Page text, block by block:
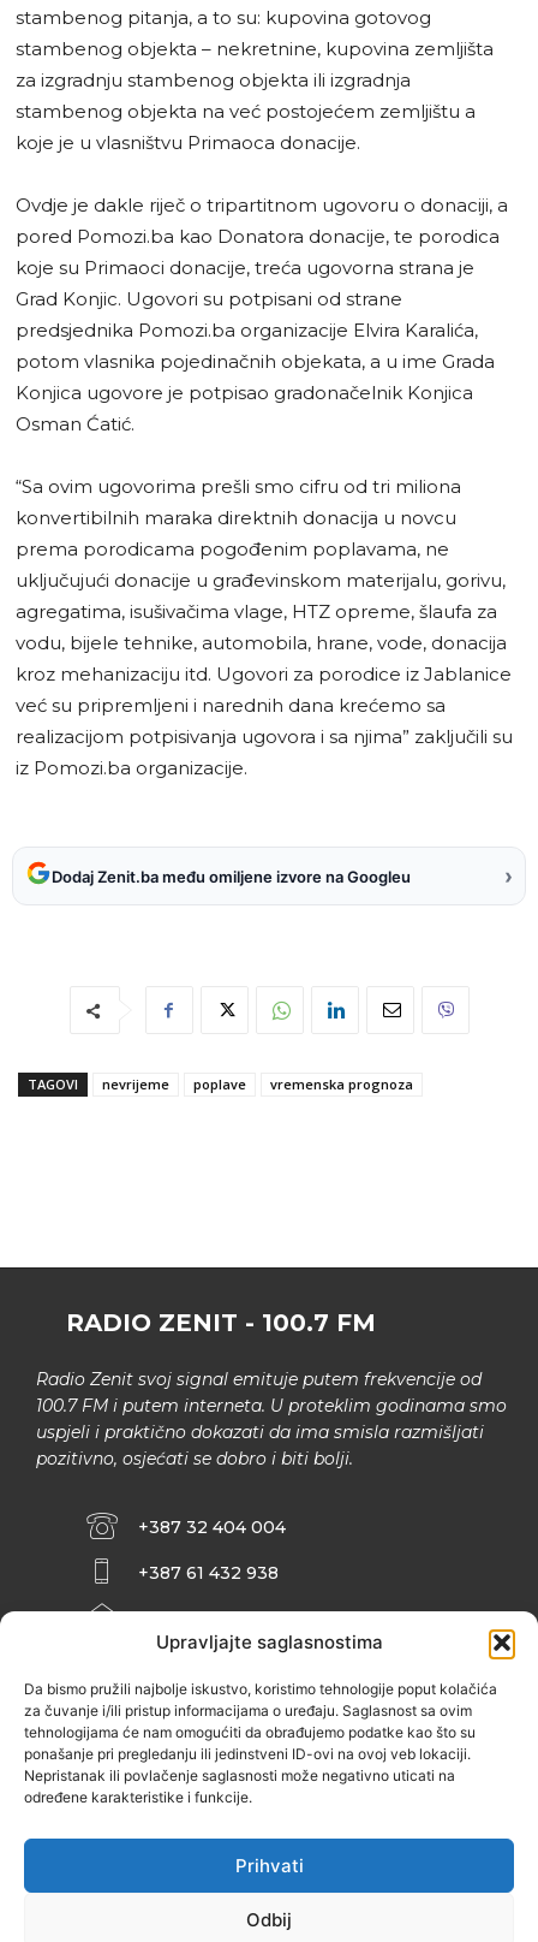
Upravljajte saglasnostima
Da bismo pružili najbolje iskustvo, koristimo tehnologije poput kolačića
za čuvanje i/ili pristup informacijama o uređaju. Saglasnost sa ovim
tehnologijama će nam omogućiti da obrađujemo podatke kao što su
ponašanje pri pregledanju ili jedinstveni ID-ovi na ovoj veb lokaciji.
Nepristanak ili povlačenje saglasnosti može negativno uticati na
određene karakteristike i funkcije.
Prihvati
Odbij
stambenog pitanja, a to su: kupovina gotovog
stambenog objekta – nekretnine, kupovina zemljišta
za izgradnju stambenog objekta ili izgradnja
stambenog objekta na već postojećem zemljištu a
koje je u vlasništvu Primaoca donacije.
Ovdje je dakle riječ o tripartitnom ugovoru o donaciji, a
pored Pomozi.ba kao Donatora donacije, te porodica
koje su Primaoci donacije, treća ugovorna strana je
Grad Konjic. Ugovori su potpisani od strane
predsjednika Pomozi.ba organizacije Elvira Karalića,
potom vlasnika pojedinačnih objekata, a u ime Grada
Konjica ugovore je potpisao gradonačelnik Konjica
Osman Ćatić.
“Sa ovim ugovorima prešli smo cifru od tri miliona
konvertibilnih maraka direktnih donacija u novcu
prema porodicama pogođenim poplavama, ne
uključujući donacije u građevinskom materijalu, gorivu,
agregatima, isušivačima vlage, HTZ opreme, šlaufa za
vodu, bijele tehnike, automobila, hrane, vode, donacija
kroz mehanizaciju itd. Ugovori za porodice iz Jablanice
već su pripremljeni i narednih dana krećemo sa
realizacijom potpisivanja ugovora i sa njima” zaključili su
iz Pomozi.ba organizacije.
Dodaj Zenit.ba među omiljene izvore na Googleu ›
TAGOVI nevrijeme poplave vremenska prognoza
RADIO ZENIT - 100.7 FM
Radio Zenit svoj signal emituje putem frekvencije od
100.7 FM i putem interneta. U proteklim godinama smo
uspjeli i praktično dokazati da ima smisla razmišljati
pozitivno, osjećati se dobro i biti bolji.
+387 32 404 004
+387 61 432 938
INFO@ZENIT.BA
ZENIČANKA, 3. SPRAT), 72000 ZENICA